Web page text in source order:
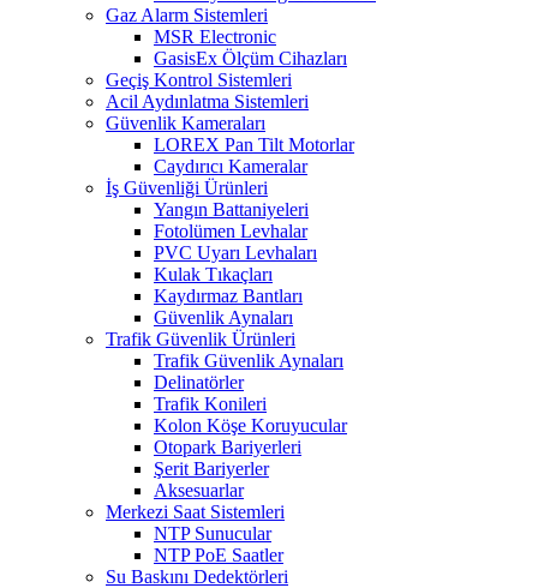
Gaz Alarm Sistemleri
MSR Electronic
GasisEx Ölçüm Cihazları
Geçiş Kontrol Sistemleri
Acil Aydınlatma Sistemleri
Güvenlik Kameraları
LOREX Pan Tilt Motorlar
Caydırıcı Kameralar
İş Güvenliği Ürünleri
Yangın Battaniyeleri
Fotolümen Levhalar
PVC Uyarı Levhaları
Kulak Tıkaçları
Kaydırmaz Bantları
Güvenlik Aynaları
Trafik Güvenlik Ürünleri
Trafik Güvenlik Aynaları
Delinatörler
Trafik Konileri
Kolon Köşe Koruyucular
Otopark Bariyerleri
Şerit Bariyerler
Aksesuarlar
Merkezi Saat Sistemleri
NTP Sunucular
NTP PoE Saatler
Su Baskını Dedektörleri